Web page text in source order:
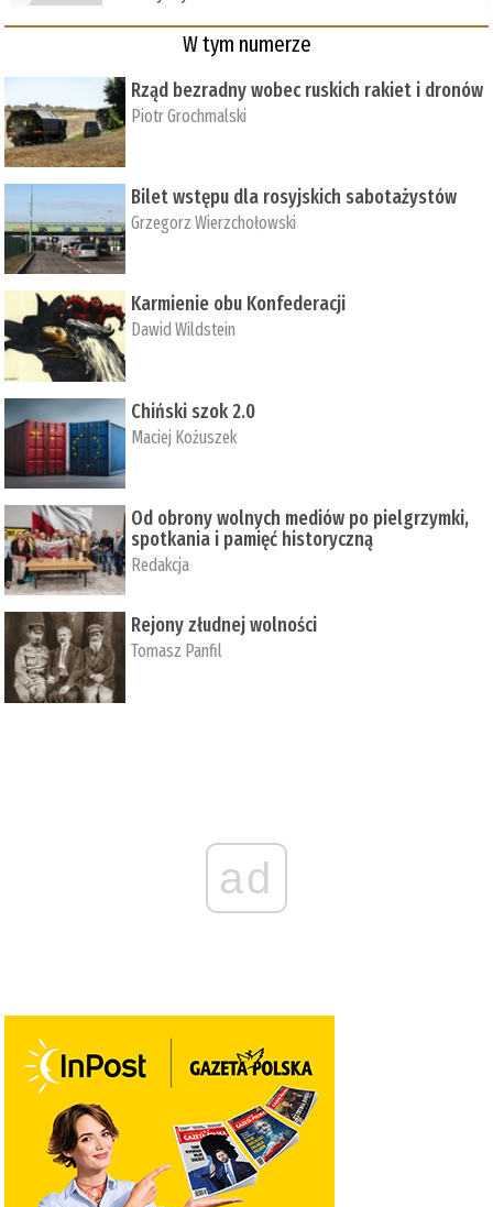
W tym numerze
Rząd bezradny wobec ruskich rakiet i dronów
Piotr Grochmalski
Bilet wstępu dla rosyjskich sabotażystów
Grzegorz Wierzchołowski
Karmienie obu Konfederacji
Dawid Wildstein
Chiński szok 2.0
Maciej Kożuszek
Od obrony wolnych mediów po pielgrzymki,
spotkania i pamięć historyczną
Redakcja
Rejony złudnej wolności
Tomasz Panfil
ad